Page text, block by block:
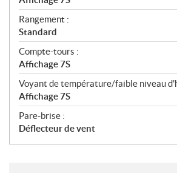
Rangement :
Standard
Compte-tours :
Affichage 7S
Voyant de température/faible niveau
Affichage 7S
Pare-brise :
Déflecteur de vent